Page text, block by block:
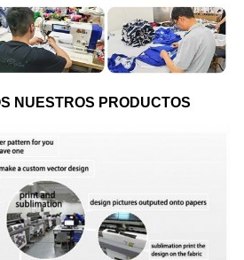
NUESTROS PRODUCTOS